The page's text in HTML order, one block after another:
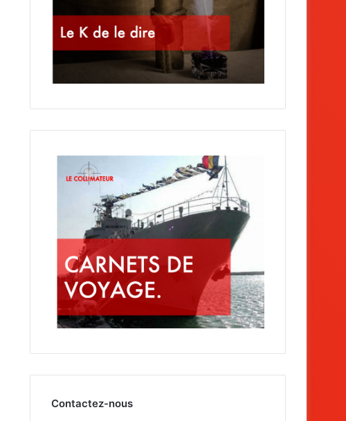
Contactez-nous